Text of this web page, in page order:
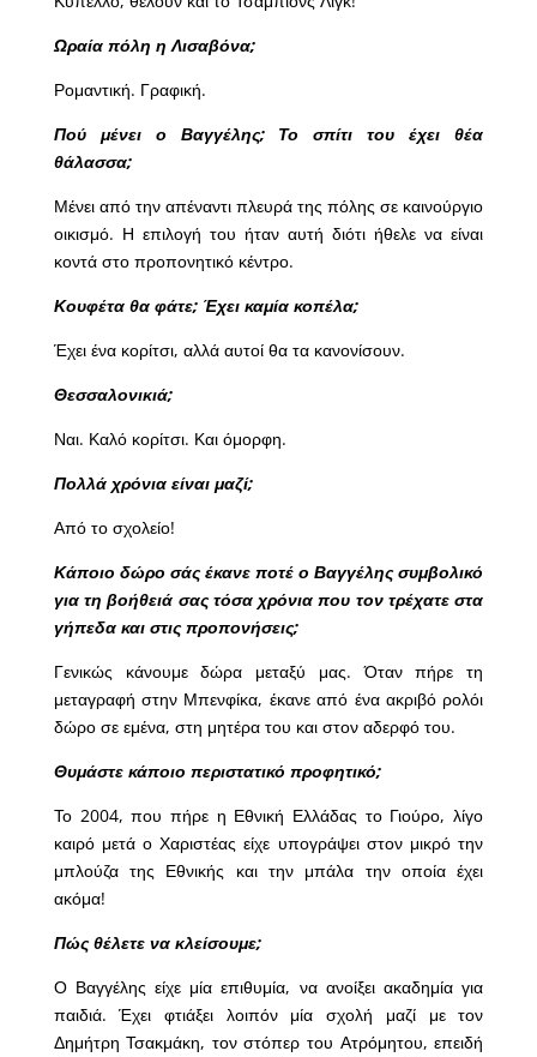
Ωραία πόλη η Λισαβόνα;
Ρομαντική. Γραφική.
Πού μένει ο Βαγγέλης; Το σπίτι του έχει θέα
θάλασσα;
Μένει από την απέναντι πλευρά της πόλης σε καινούργιο
οικισμό. Η επιλογή του ήταν αυτή διότι ήθελε να είναι
κοντά στο προπονητικό κέντρο.
Κουφέτα θα φάτε; Έχει καμία κοπέλα;
Έχει ένα κορίτσι, αλλά αυτοί θα τα κανονίσουν.
Θεσσαλονικιά;
Ναι. Καλό κορίτσι. Και όμορφη.
Πολλά χρόνια είναι μαζί;
Από το σχολείο!
Κάποιο δώρο σάς έκανε ποτέ ο Βαγγέλης συμβολικό
για τη βοήθειά σας τόσα χρόνια που τον τρέχατε στα
γήπεδα και στις προπονήσεις;
Γενικώς κάνουμε δώρα μεταξύ μας. Όταν πήρε τη
μεταγραφή στην Μπενφίκα, έκανε από ένα ακριβό ρολόι
δώρο σε εμένα, στη μητέρα του και στον αδερφό του.
Θυμάστε κάποιο περιστατικό προφητικό;
Το 2004, που πήρε η Εθνική Ελλάδας το Γιούρο, λίγο
καιρό μετά ο Χαριστέας είχε υπογράψει στον μικρό την
μπλούζα της Εθνικής και την μπάλα την οποία έχει
ακόμα!
Πώς θέλετε να κλείσουμε;
Ο Βαγγέλης είχε μία επιθυμία, να ανοίξει ακαδημία για
παιδιά. Έχει φτιάξει λοιπόν μία σχολή μαζί με τον
Δημήτρη Τσακμάκη, τον στόπερ του Ατρόμητου, επειδή